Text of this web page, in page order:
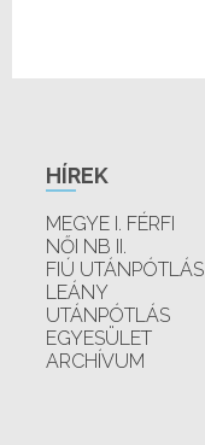
HÍREK
MEGYE I. FÉRFI
NŐI NB II.
FIÚ UTÁNPÓTLÁS
LEÁNY
UTÁNPÓTLÁS
EGYESÜLET
ARCHÍVUM